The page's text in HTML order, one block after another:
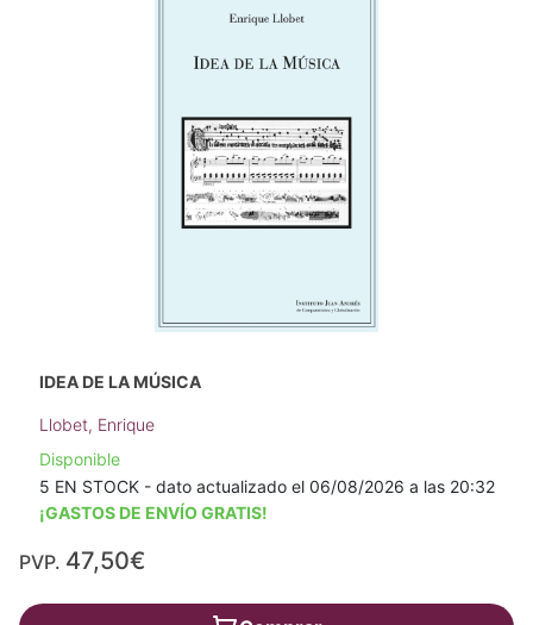
IDEA DE LA MÚSICA
Llobet, Enrique
Disponible
5 EN STOCK - dato actualizado el 06/08/2026 a las 20:32
¡GASTOS DE ENVÍO GRATIS!
PVP. 47,50€